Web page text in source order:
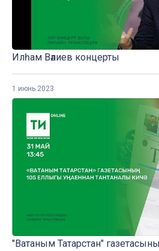
Илһам Вәлиев концерты
1 июнь 2023
"Ватаным Татарстан"